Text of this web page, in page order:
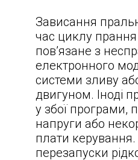
Зависання
час циклу
пов’язане з
електронного
системи зливу
двигуном. Іноді
у збої програми,
напруги або
плати керування.
перезапуски